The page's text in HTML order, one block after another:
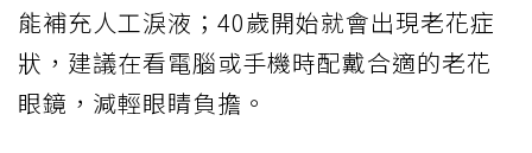
能補充人工淚液；40歲開始就會出現老花症
狀，建議在看電腦或手機時配戴合適的老花
眼鏡，減輕眼睛負擔。